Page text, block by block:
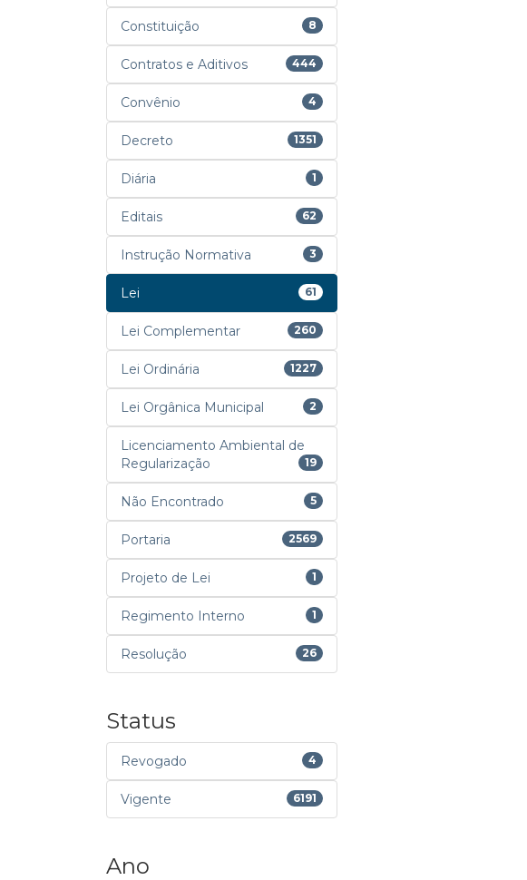
Constituição 8
Contratos e Aditivos 444
Convênio 4
Decreto 1351
Diária 1
Editais 62
Instrução Normativa 3
Lei 61
Lei Complementar 260
Lei Ordinária 1227
Lei Orgânica Municipal 2
Licenciamento Ambiental de
Regularização
19
Não Encontrado 5
Portaria 2569
Projeto de Lei 1
Regimento Interno 1
Resolução 26
Status
Revogado 4
Vigente 6191
Ano